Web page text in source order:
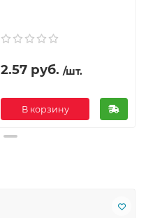
2.57 руб. /шт.
В корзину